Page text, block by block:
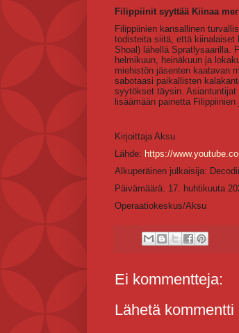
Filippiinit syyttää Kiinaa
Filippiinien kansallinen
todisteita siitä, että kiinalaiset
Shoal) lähellä Spratlysaarilla.
helmikuun, heinäkuun ja
miehistön jäsenten kaatavan
sabotaasi paikallisten
syytökset täysin.
lisäämään painetta Filippiinien
Kirjoittaja Aksu
Lähde: https://
Alkuperäinen julkaisija:
Päivämäärä: 17. huhtikuuta
Operaatiokeskus/Aksu
Ei kommentteja:
Lähetä kommentti